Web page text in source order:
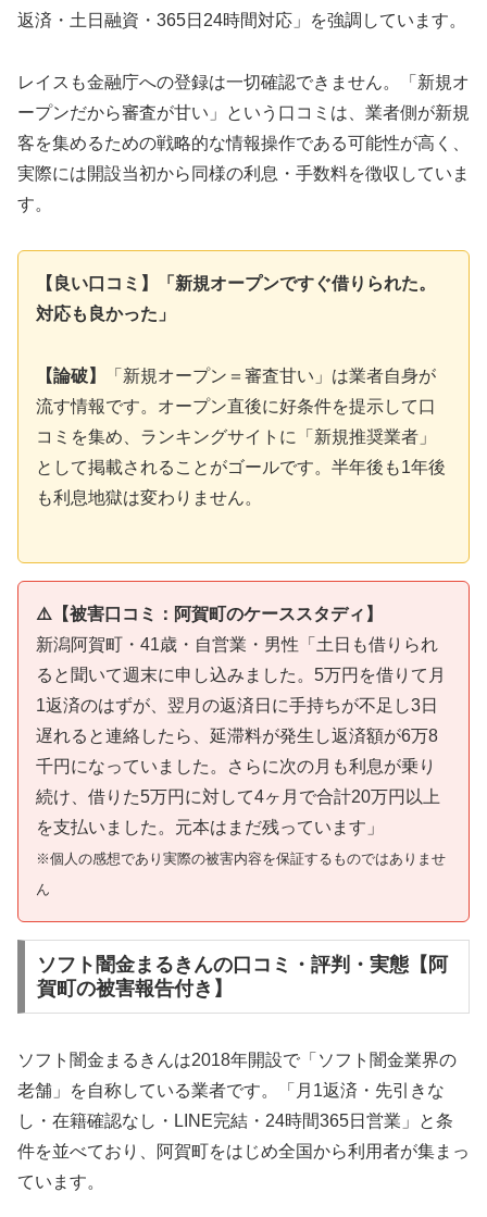
返済・土日融資・365日24時間対応」を強調しています。
レイスも金融庁への登録は一切確認できません。「新規オ
ープンだから審査が甘い」という口コミは、業者側が新規
客を集めるための戦略的な情報操作である可能性が高く、
実際には開設当初から同様の利息・手数料を徴収していま
す。
【良い口コミ】「新規オープンですぐ借りられた。
対応も良かった」
【論破】
「新規オープン＝審査甘い」は業者自身が
流す情報です。オープン直後に好条件を提示して口
コミを集め、ランキングサイトに「新規推奨業者」
として掲載されることがゴールです。半年後も1年後
も利息地獄は変わりません。
⚠️【被害口コミ：阿賀町のケーススタディ】
新潟阿賀町・41歳・自営業・男性「土日も借りられ
ると聞いて週末に申し込みました。5万円を借りて月
1返済のはずが、翌月の返済日に手持ちが不足し3日
遅れると連絡したら、延滞料が発生し返済額が6万8
千円になっていました。さらに次の月も利息が乗り
続け、借りた5万円に対して4ヶ月で合計20万円以上
を支払いました。元本はまだ残っています」
※個人の感想であり実際の被害内容を保証するものではありませ
ん
ソフト闇金まるきんの口コミ・評判・実態【阿
賀町の被害報告付き】
ソフト闇金まるきんは2018年開設で「ソフト闇金業界の
老舗」を自称している業者です。「月1返済・先引きな
し・在籍確認なし・LINE完結・24時間365日営業」と条
件を並べており、阿賀町をはじめ全国から利用者が集まっ
ています。